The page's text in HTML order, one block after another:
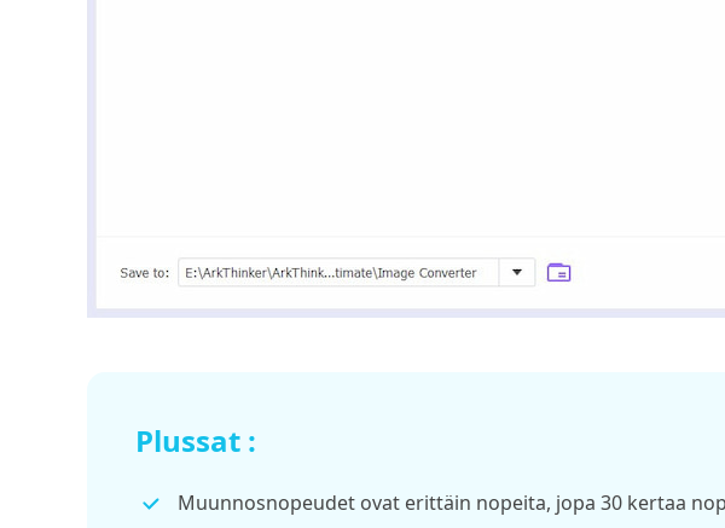
Plussat :
Muunnosnopeudet ovat erittäin nopeita, jopa 30 kertaa